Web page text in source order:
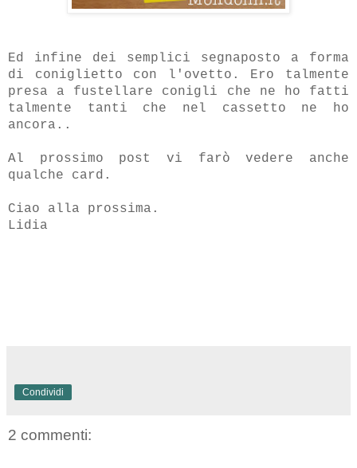
Ed infine dei semplici segnaposto a forma
di coniglietto con l'ovetto. Ero talmente
presa a fustellare conigli che ne ho fatti
talmente tanti che nel cassetto ne ho
ancora..
Al prossimo post vi farò vedere anche
qualche card.
Ciao alla prossima.
Lidia
Condividi
2 commenti: